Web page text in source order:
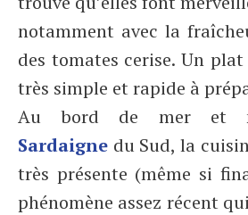
notamment avec la
des tomates cerise. Un
très simple et rapide à
Au bord de mer et
Sardaigne du Sud, la
très présente (même si
phénomène assez récent